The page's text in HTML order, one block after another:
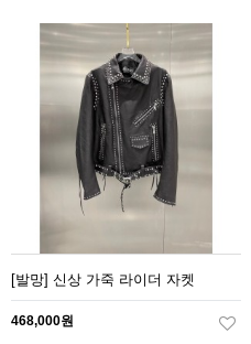
[발망] 신상 가죽 라이더 자켓
468,000원